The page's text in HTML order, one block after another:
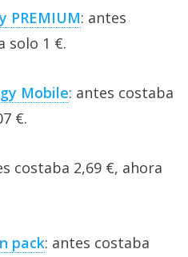
PREMIUM: antes
solo 1 €.
Mobile: antes costaba
€.
costaba 2,69 €, ahora
pack: antes costaba